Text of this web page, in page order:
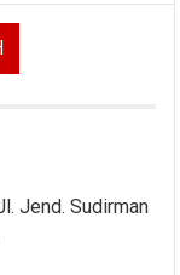
Jend. Sudirman